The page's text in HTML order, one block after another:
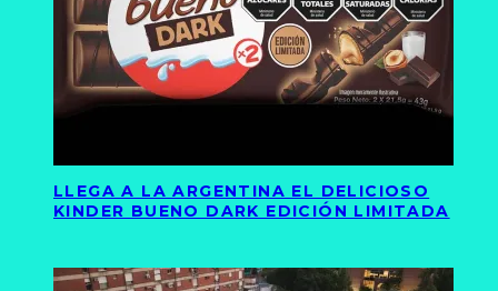
LLEGA A LA ARGENTINA EL DELICIOSO
KINDER BUENO DARK EDICIÓN LIMITADA